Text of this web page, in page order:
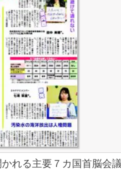
れる主要７カ国首脳会